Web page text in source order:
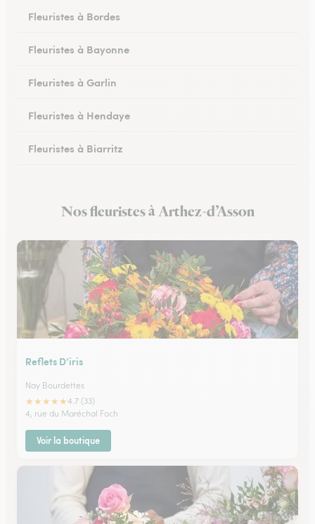
Fleuristes à Bordes
Fleuristes à Bayonne
Fleuristes à Garlin
Fleuristes à Hendaye
Fleuristes à Biarritz
Fleuristes à Ustaritz
Nos fleuristes à Arthez-d’Asson
Reflets D’iris
Nay Bourdettes
★★★★★4.7 (33)
4, rue du Maréchal Foch
Voir la boutique